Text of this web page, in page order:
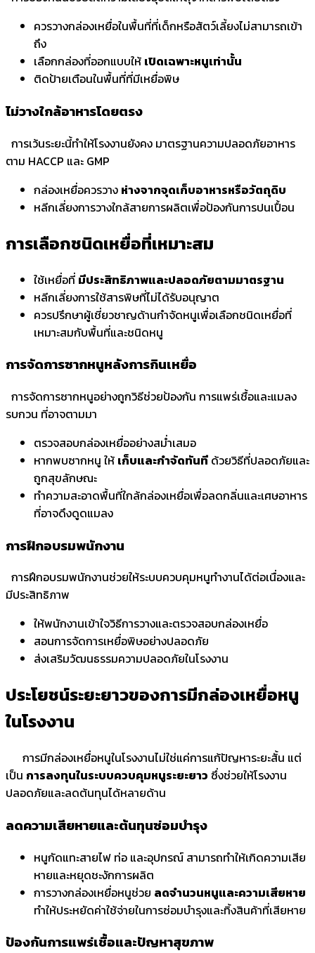
ควรวางกล่องเหยื่อในพื้นที่ที่เด็กหรือสัตว์เลี้ยงไม่สามารถเข้า
ถึง
เลือกกล่องที่ออกแบบให้ เปิดเฉพาะหนูเท่านั้น
ติดป้ายเตือนในพื้นที่ที่มีเหยื่อพิษ
ไม่วางใกล้อาหารโดยตรง
การเว้นระยะนี้ทำให้โรงงานยังคง มาตรฐานความปลอดภัยอาหาร
ตาม HACCP และ GMP
กล่องเหยื่อควรวาง ห่างจากจุดเก็บอาหารหรือวัตถุดิบ
หลีกเลี่ยงการวางใกล้สายการผลิตเพื่อป้องกันการปนเปื้อน
การเลือกชนิดเหยื่อที่เหมาะสม
ใช้เหยื่อที่ มีประสิทธิภาพและปลอดภัยตามมาตรฐาน
หลีกเลี่ยงการใช้สารพิษที่ไม่ได้รับอนุญาต
ควรปรึกษาผู้เชี่ยวชาญด้านกำจัดหนูเพื่อเลือกชนิดเหยื่อที่
เหมาะสมกับพื้นที่และชนิดหนู
การจัดการซากหนูหลังการกินเหยื่อ
การจัดการซากหนูอย่างถูกวิธีช่วยป้องกัน การแพร่เชื้อและแมลง
รบกวน ที่อาจตามมา
ตรวจสอบกล่องเหยื่ออย่างสม่ำเสมอ
หากพบซากหนู ให้ เก็บและกำจัดทันที ด้วยวิธีที่ปลอดภัยและ
ถูกสุขลักษณะ
ทำความสะอาดพื้นที่ใกล้กล่องเหยื่อเพื่อลดกลิ่นและเศษอาหาร
ที่อาจดึงดูดแมลง
การฝึกอบรมพนักงาน
การฝึกอบรมพนักงานช่วยให้ระบบควบคุมหนูทำงานได้ต่อเนื่องและ
มีประสิทธิภาพ
ให้พนักงานเข้าใจวิธีการวางและตรวจสอบกล่องเหยื่อ
สอนการจัดการเหยื่อพิษอย่างปลอดภัย
ส่งเสริมวัฒนธรรมความปลอดภัยในโรงงาน
ประโยชน์ระยะยาวของการมีกล่องเหยื่อหนู
ในโรงงาน
การมีกล่องเหยื่อหนูในโรงงานไม่ใช่แค่การแก้ปัญหาระยะสั้น แต่
เป็น การลงทุนในระบบควบคุมหนูระยะยาว ซึ่งช่วยให้โรงงาน
ปลอดภัยและลดต้นทุนได้หลายด้าน
ลดความเสียหายและต้นทุนซ่อมบำรุง
หนูกัดแทะสายไฟ ท่อ และอุปกรณ์ สามารถทำให้เกิดความเสีย
หายและหยุดชะงักการผลิต
การวางกล่องเหยื่อหนูช่วย ลดจำนวนหนูและความเสียหาย
ทำให้ประหยัดค่าใช้จ่ายในการซ่อมบำรุงและทิ้งสินค้าที่เสียหาย
ป้องกันการแพร่เชื้อและปัญหาสุขภาพ